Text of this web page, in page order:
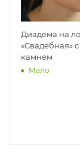
Диадема на
«Свадебная»
камнем
Мало